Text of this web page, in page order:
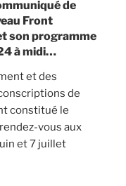
de
Front
son programme
à midi…
et des
de
constitué le
vous aux
et 7 juillet